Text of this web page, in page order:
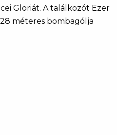
Gloriát. A találkozót Ezer
méteres bombagólja